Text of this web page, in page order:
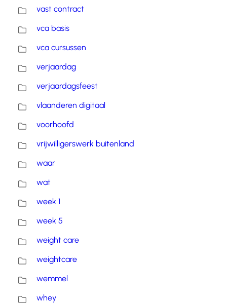
vast contract
vca basis
vca cursussen
verjaardag
verjaardagsfeest
vlaanderen digitaal
voorhoofd
vrijwilligerswerk buitenland
waar
wat
week 1
week 5
weight care
weightcare
wemmel
whey